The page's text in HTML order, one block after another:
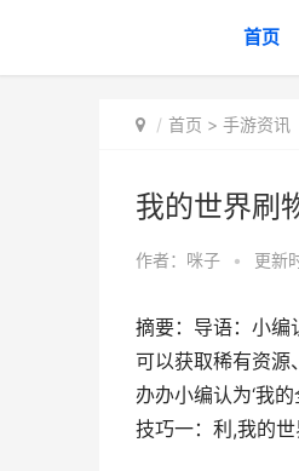
首页
首页 > 手游资讯
我的世界刷
作者： 咪子 • 更新
摘要：导语：小编
可以获取稀有资源
办办小编认为‘我
技巧一：利,我的